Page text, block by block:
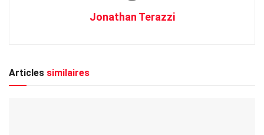
Jonathan Terazzi
Articles similaires